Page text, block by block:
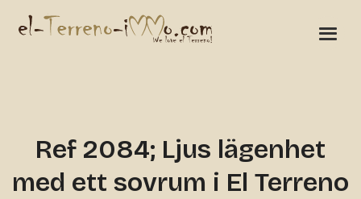
Ref 2084; Ljus lägenhet
med ett sovrum i El Terreno